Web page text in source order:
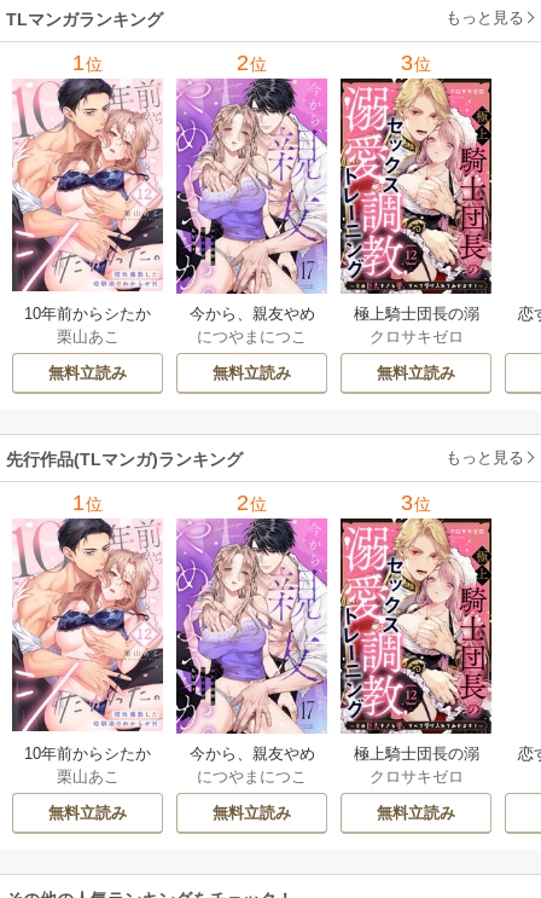
TLマンガランキング もっと見る
1位
10年前からシたか
った。～理性爆散
した幼馴染のわか
らせＨ
栗山あこ
無料立読み
2位
今から、親友やめ
ようか。～腐れ縁
同僚は甘い快楽で
私を壊す～
につやまにつこ
無料立読み
3位
極上騎士団長の溺
愛調教～その巨大
すぎる愛、すべて
受け入れてみせま
クロサキゼロ
無料立読み
恋
先行作品(TLマンガ)ランキング もっと見る
1位
10年前からシたか
った。～理性爆散
した幼馴染のわか
らせＨ
栗山あこ
無料立読み
2位
今から、親友やめ
ようか。～腐れ縁
同僚は甘い快楽で
私を壊す～
につやまにつこ
無料立読み
3位
極上騎士団長の溺
愛調教～その巨大
すぎる愛、すべて
受け入れてみせま
クロサキゼロ
無料立読み
恋